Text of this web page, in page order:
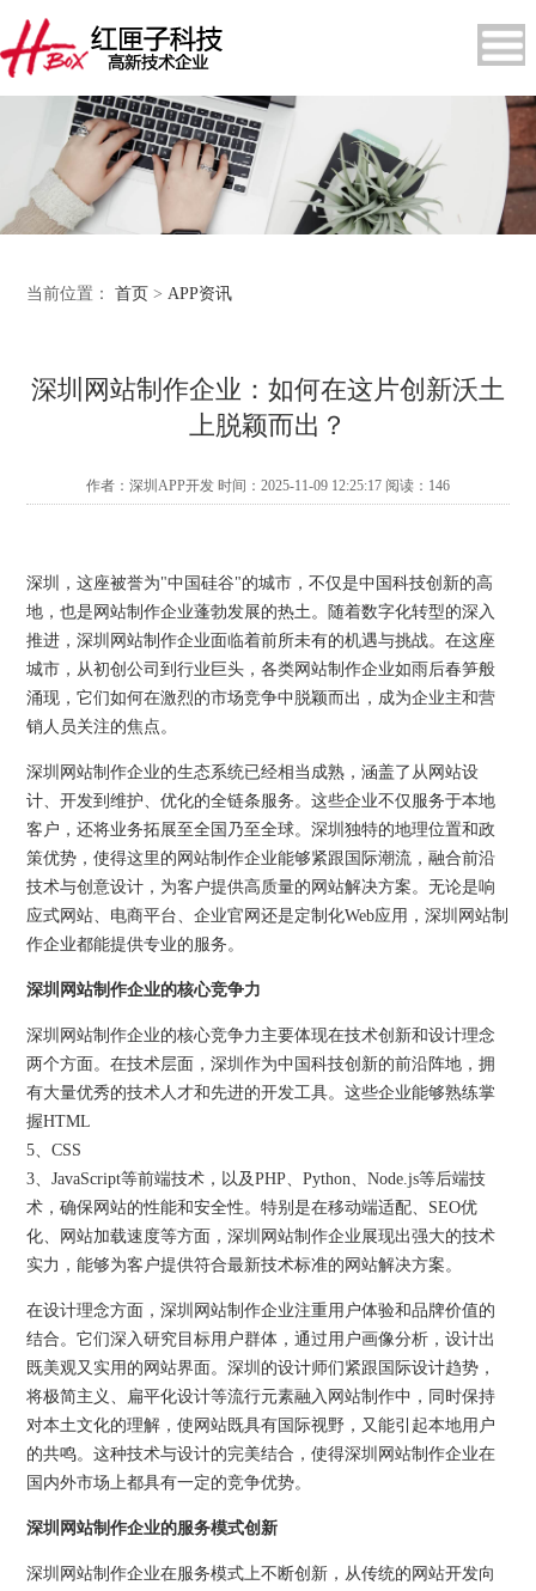
当前位置：首页 >APP资讯
深圳网站制作企业：如何在这片创新沃土
上脱颖而出？
作者：深圳APP开发 时间：2025-11-09 12:25:17 阅读： 146
深圳，这座被誉为"中国硅谷"的城市，不仅是中国科技创新的高
地，也是网站制作企业蓬勃发展的热土。随着数字化转型的深入
推进，深圳网站制作企业面临着前所未有的机遇与挑战。在这座
城市，从初创公司到行业巨头，各类网站制作企业如雨后春笋般
涌现，它们如何在激烈的市场竞争中脱颖而出，成为企业主和营
销人员关注的焦点。
深圳网站制作企业的生态系统已经相当成熟，涵盖了从网站设
计、开发到维护、优化的全链条服务。这些企业不仅服务于本地
客户，还将业务拓展至全国乃至全球。深圳独特的地理位置和政
策优势，使得这里的网站制作企业能够紧跟国际潮流，融合前沿
技术与创意设计，为客户提供高质量的网站解决方案。无论是响
应式网站、电商平台、企业官网还是定制化Web应用，深圳网站制
作企业都能提供专业的服务。
深圳网站制作企业的核心竞争力
深圳网站制作企业的核心竞争力主要体现在技术创新和设计理念
两个方面。在技术层面，深圳作为中国科技创新的前沿阵地，拥
有大量优秀的技术人才和先进的开发工具。这些企业能够熟练掌
握HTML
5、CSS
3、JavaScript等前端技术，以及PHP、Python、Node.js等后端技
术，确保网站的性能和安全性。特别是在移动端适配、SEO优
化、网站加载速度等方面，深圳网站制作企业展现出强大的技术
实力，能够为客户提供符合最新技术标准的网站解决方案。
在设计理念方面，深圳网站制作企业注重用户体验和品牌价值的
结合。它们深入研究目标用户群体，通过用户画像分析，设计出
既美观又实用的网站界面。深圳的设计师们紧跟国际设计趋势，
将极简主义、扁平化设计等流行元素融入网站制作中，同时保持
对本土文化的理解，使网站既具有国际视野，又能引起本地用户
的共鸣。这种技术与设计的完美结合，使得深圳网站制作企业在
国内外市场上都具有一定的竞争优势。
深圳网站制作企业的服务模式创新
深圳网站制作企业在服务模式上不断创新，从传统的网站开发向